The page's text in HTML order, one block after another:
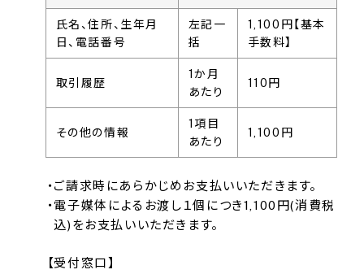
氏名、住所、生年月
日、電話番号
左記一
括
1,100円 【基本
手数料】
取引履歴
1か月
あたり
110円
その他の情報
1項目
あたり
1,100円
ご請求時にあらかじめお支払いいただきます。
電子媒体によるお渡し１個につき1,100円(消費税
込)をお支払いいただきます。
【受付窓口】